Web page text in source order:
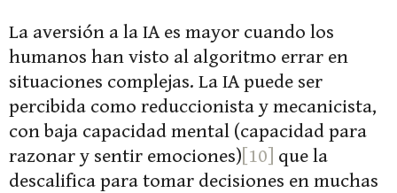
La aversión a la IA es mayor cuando los
humanos han visto al algoritmo errar en
situaciones complejas. La IA puede ser
percibida como reduccionista y mecanicista,
con baja capacidad mental (capacidad para
razonar y sentir emociones) [10] que la
descalifica para tomar decisiones en muchas